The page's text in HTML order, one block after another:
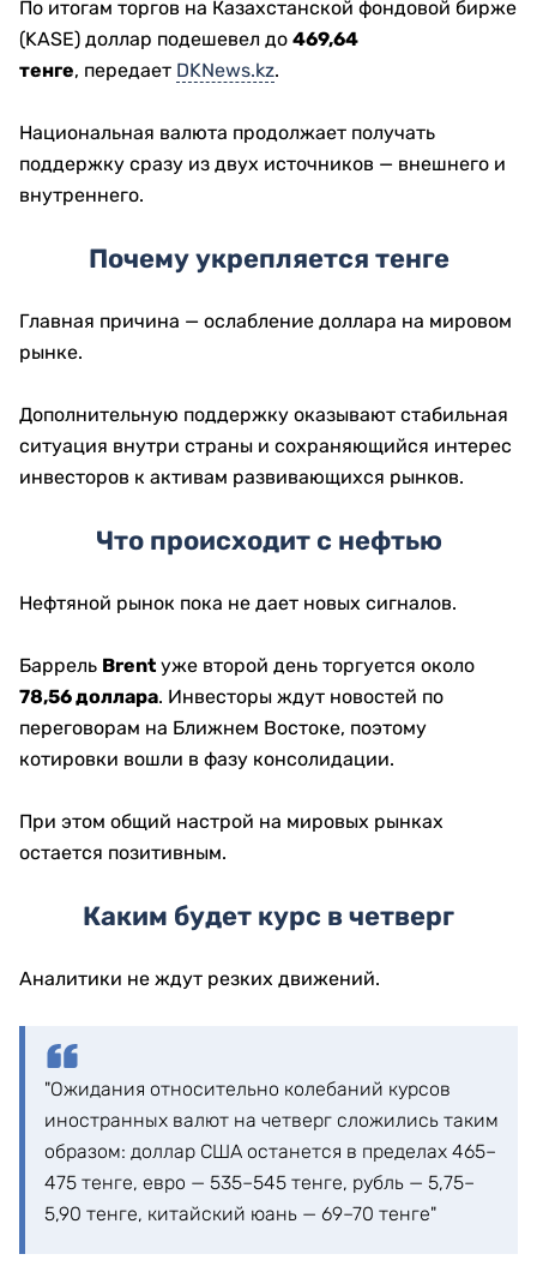
По итогам торгов на Казахстанской фондовой бирже
(KASE) доллар подешевел до 469,64
тенге, передает DKNews.kz.
Национальная валюта продолжает получать
поддержку сразу из двух источников — внешнего и
внутреннего.
Почему укрепляется тенге
Главная причина — ослабление доллара на мировом
рынке.
Дополнительную поддержку оказывают стабильная
ситуация внутри страны и сохраняющийся интерес
инвесторов к активам развивающихся рынков.
Что происходит с нефтью
Нефтяной рынок пока не дает новых сигналов.
Баррель Brent уже второй день торгуется около
78,56 доллара. Инвесторы ждут новостей по
переговорам на Ближнем Востоке, поэтому
котировки вошли в фазу консолидации.
При этом общий настрой на мировых рынках
остается позитивным.
Каким будет курс в четверг
Аналитики не ждут резких движений.
"Ожидания относительно колебаний курсов
иностранных валют на четверг сложились таким
образом: доллар США останется в пределах 465–
475 тенге, евро — 535–545 тенге, рубль — 5,75–
5,90 тенге, китайский юань — 69–70 тенге"